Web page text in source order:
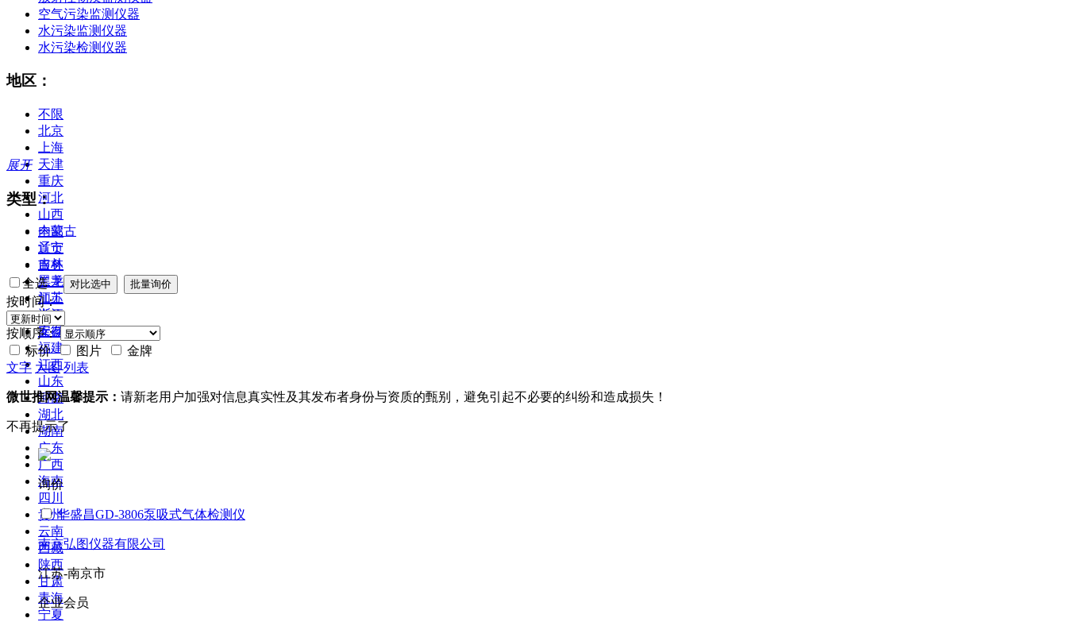
空气污染监测仪器
水污染监测仪器
水污染检测仪器
地区：
不限
北京
上海
天津
重庆
河北
山西
内蒙古
辽宁
吉林
黑龙江
江苏
浙江
安徽
福建
江西
山东
河南
湖北
湖南
广东
广西
海南
四川
贵州
云南
西藏
陕西
甘肃
青海
宁夏
展开
类型：
全部
首页
服务
二手
加工
合作
库存
全选
按时间：
按顺序：
标价
图片
金牌
文字 大图 列表
微世推网温馨提示： 请新老用户加强对信息真实性及其发布者身份与资质的甄别，避免引起不必要的纠纷和造成损失！
不再提示了
询价
华盛昌GD-3806泵吸式气体检测仪
南京弘图仪器有限公司
江苏-南京市
企业会员